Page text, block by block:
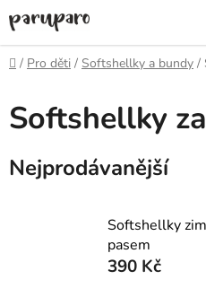
na
obsah
Domů
/ Pro děti / Softshellky a bundy /
Softshellky
Nejprodávanější
Softshellky
pasem
390 Kč